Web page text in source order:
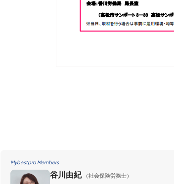
Mybestpro Members
谷川由紀
（社会保険労務士）